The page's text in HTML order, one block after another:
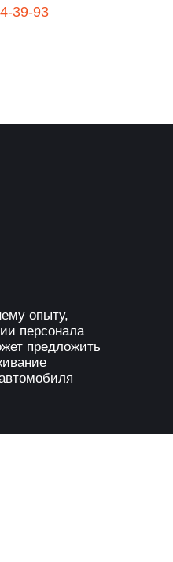
39-93
опыту,
персонала
предложить